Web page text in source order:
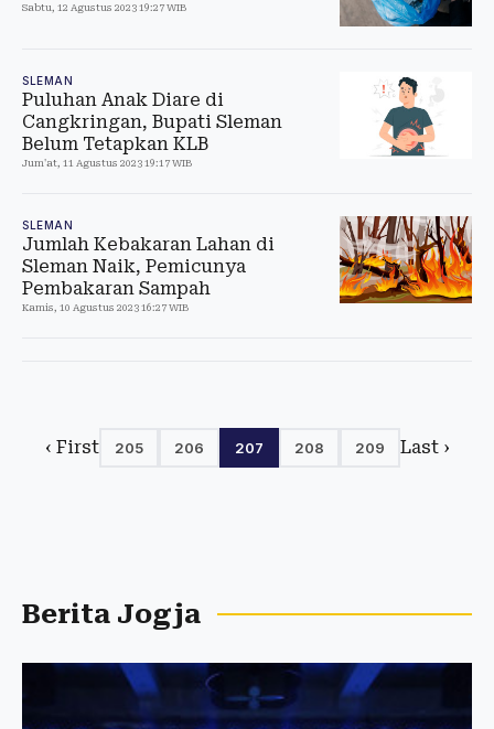
Sabtu, 12 Agustus 2023 19:27 WIB
SLEMAN
Puluhan Anak Diare di
Cangkringan, Bupati Sleman
Belum Tetapkan KLB
Jum'at, 11 Agustus 2023 19:17 WIB
SLEMAN
Jumlah Kebakaran Lahan di
Sleman Naik, Pemicunya
Pembakaran Sampah
Kamis, 10 Agustus 2023 16:27 WIB
‹ First 205 206 207 208 209 Last ›
Berita Jogja